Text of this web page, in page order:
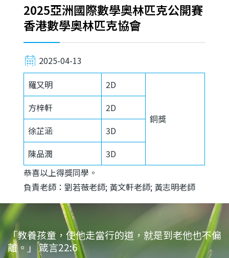
2025亞洲國際數學奧林匹克公開賽
香港數學奧林匹克協會
2025-04-13
羅又明
2D
銅獎
方梓軒
2D
徐芷涵
3D
陳品潤
3D
恭喜以上得獎同學。
負責老師：劉若薇老師; 黃文軒老師; 黃志明老師
「教養孩童，使他走當行的道，就是到老他也不偏
離。」 箴言22:6